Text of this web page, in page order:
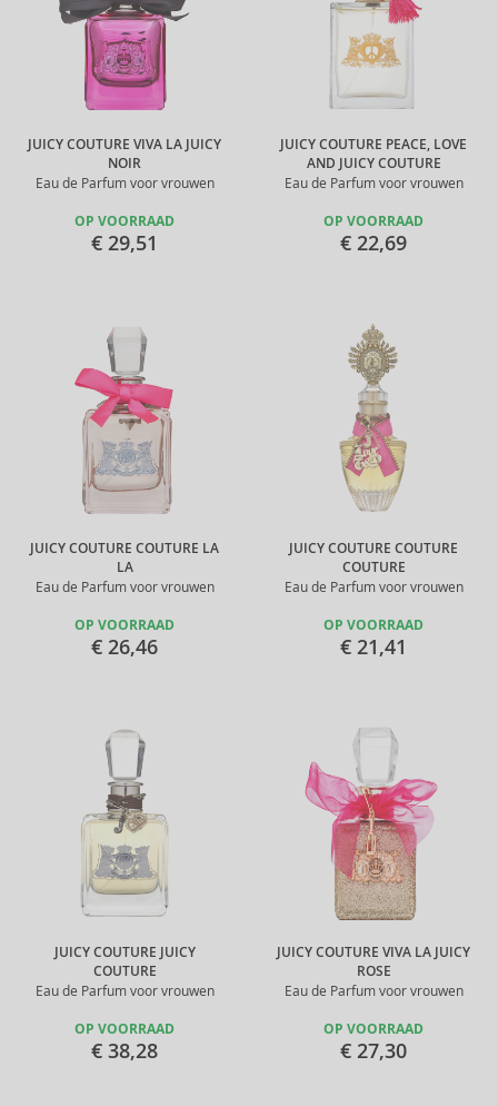
JUICY COUTURE VIVA LA JUICY
NOIR
Eau de Parfum voor vrouwen
OP VOORRAAD
€ 29,51
JUICY COUTURE PEACE, LOVE
AND JUICY COUTURE
Eau de Parfum voor vrouwen
OP VOORRAAD
€ 22,69
JUICY COUTURE COUTURE LA
LA
Eau de Parfum voor vrouwen
OP VOORRAAD
€ 26,46
JUICY COUTURE COUTURE
COUTURE
Eau de Parfum voor vrouwen
OP VOORRAAD
€ 21,41
JUICY COUTURE JUICY
COUTURE
Eau de Parfum voor vrouwen
OP VOORRAAD
€ 38,28
JUICY COUTURE VIVA LA JUICY
ROSE
Eau de Parfum voor vrouwen
OP VOORRAAD
€ 27,30